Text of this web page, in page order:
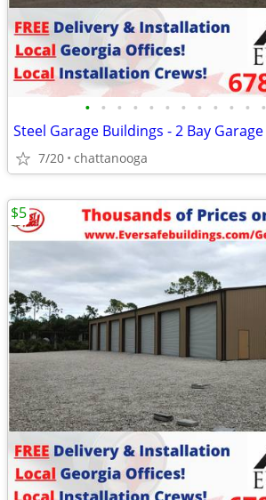
• • • • • • • • • • • •
Steel Garage Buildings - 2 Bay Garage
7/20 chattanooga
$5